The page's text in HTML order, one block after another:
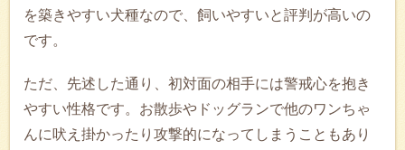
を築きやすい犬種なので、飼いやすいと評判が高いの
です。
ただ、先述した通り、初対面の相手には警戒心を抱き
やすい性格です。お散歩やドッグランで他のワンちゃ
んに吠え掛かったり攻撃的になってしまうこともあり